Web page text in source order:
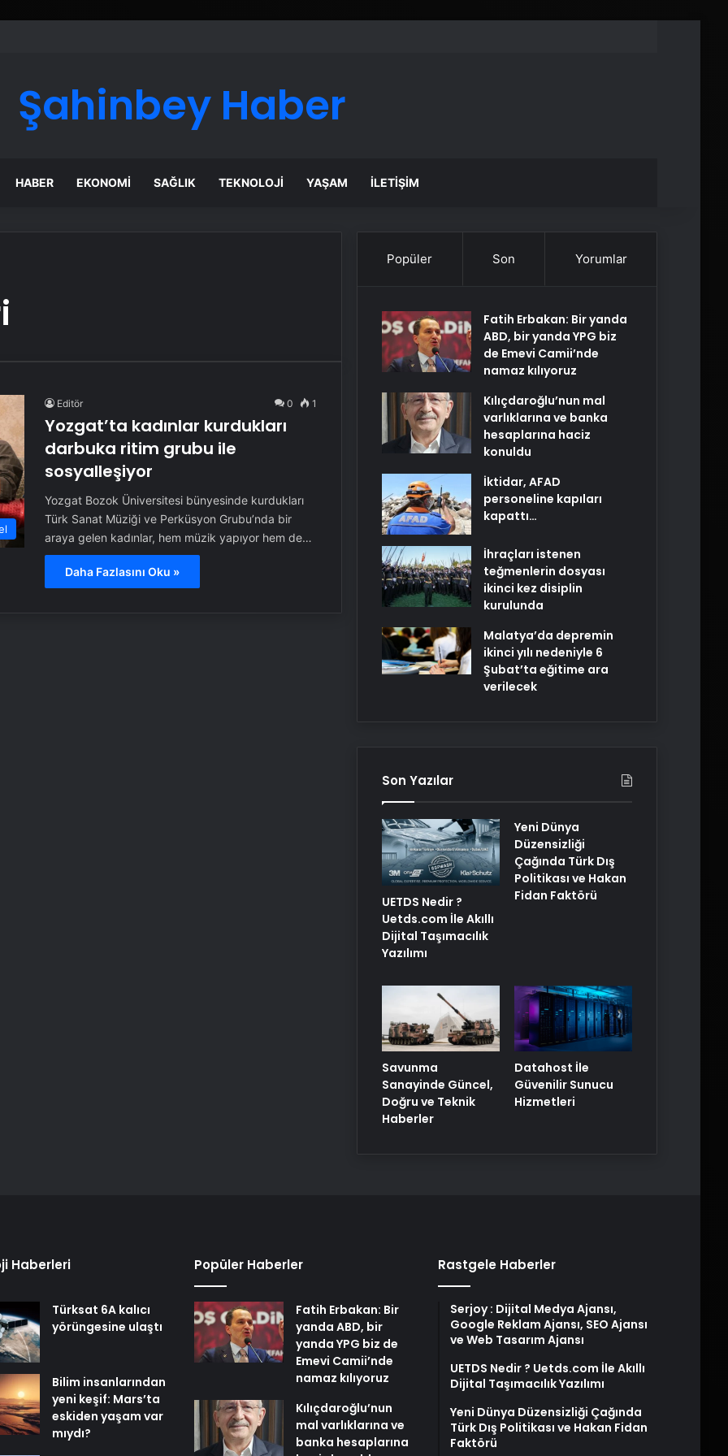
Şahinbey Haber
HABER EKONOMI SAĞLIK TEKNOLOJI YAŞAM İLETIŞIM
Editör 0 1
Yozgat’ta kadınlar kurdukları
darbuka ritim grubu ile
sosyalleşiyor
Yozgat Bozok Üniversitesi bünyesinde kurdukları
Türk Sanat Müziği ve Perküsyon Grubu’nda bir
araya gelen kadınlar, hem müzik yapıyor hem de…
Daha Fazlasını Oku »
Popüler Son Yorumlar
Fatih Erbakan: Bir yanda
ABD, bir yanda YPG biz
de Emevi Camii’nde
namaz kılıyoruz
Kılıçdaroğlu’nun mal
varlıklarına ve banka
hesaplarına haciz
konuldu
İktidar, AFAD
personeline kapıları
kapattı…
İhraçları istenen
teğmenlerin dosyası
ikinci kez disiplin
kurulunda
Malatya’da depremin
ikinci yılı nedeniyle 6
Şubat’ta eğitime ara
verilecek
Son Yazılar
UETDS Nedir ?
Uetds.com İle Akıllı
Dijital Taşımacılık
Yazılımı
Yeni Dünya
Düzensizliği
Çağında Türk Dış
Politikası ve Hakan
Fidan Faktörü
Savunma
Sanayinde Güncel,
Doğru ve Teknik
Haberler
Datahost İle
Güvenilir Sunucu
Hizmetleri
Haberleri
Türksat 6A kalıcı
yörüngesine ulaştı
Bilim insanlarından
yeni keşif: Mars’ta
eskiden yaşam var
mıydı?
Popüler Haberler
Fatih Erbakan: Bir
yanda ABD, bir
yanda YPG biz de
Emevi Camii’nde
namaz kılıyoruz
Kılıçdaroğlu’nun
mal varlıklarına ve
banka hesaplarına
Rastgele Haberler
Serjoy : Dijital Medya Ajansı,
Google Reklam Ajansı, SEO Ajansı
ve Web Tasarım Ajansı
UETDS Nedir ? Uetds.com İle Akıllı
Dijital Taşımacılık Yazılımı
Yeni Dünya Düzensizliği Çağında
Türk Dış Politikası ve Hakan Fidan
Faktörü